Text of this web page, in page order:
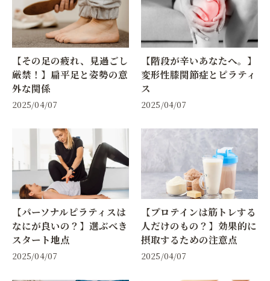
【その足の疲れ、見過ごし
厳禁！】扁平足と姿勢の意
外な関係
2025/04/07
【階段が辛いあなたへ。】
変形性膝関節症とピラティ
ス
2025/04/07
【パーソナルピラティスは
なにが良いの？】選ぶべき
スタート地点
2025/04/07
【プロテインは筋トレする
人だけのもの？】効果的に
摂取するための注意点
2025/04/07